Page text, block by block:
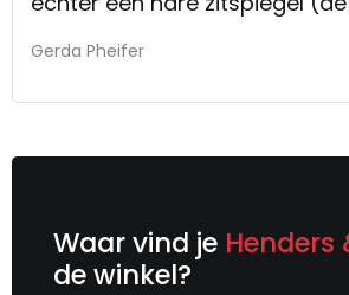
hebben geklaagd en
Gerda Pheifer
Waar vind je Henders
de winkel?